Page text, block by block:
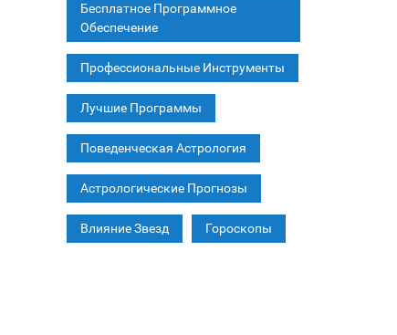
Бесплатное Программное
Обеспечение
Профессиональные Инструменты
Лучшие Программы
Поведенческая Астрология
Астрологические Прогнозы
Влияние Звезд Гороскопы